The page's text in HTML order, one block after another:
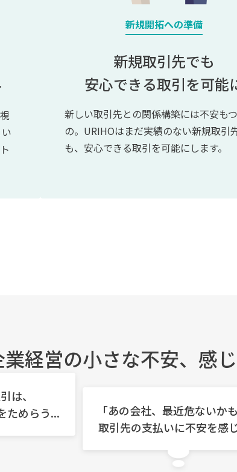
新規開拓への準備
新規取引先でも
安心できる取引を可能
新しい取引先との関係構築には不安も
の。URIHOはまだ実績のない新規取引
も、安心できる取引を可能にします。
経営の小さな不安、 感
は、
ためらう...
「あの会社、最近危ないかも
取引先の支払いに不安を感